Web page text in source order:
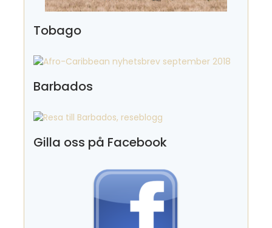
Tobago
Barbados
Gilla oss på Facebook